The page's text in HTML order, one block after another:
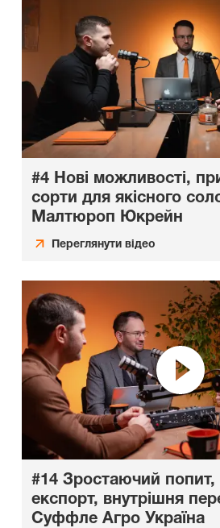
#4 Нові можливості,
сорти для якісного
Малтюроп Юкрейн
Переглянути відео
#14 Зростаючий попит,
експорт, внутрішня
Суффле Агро Україна